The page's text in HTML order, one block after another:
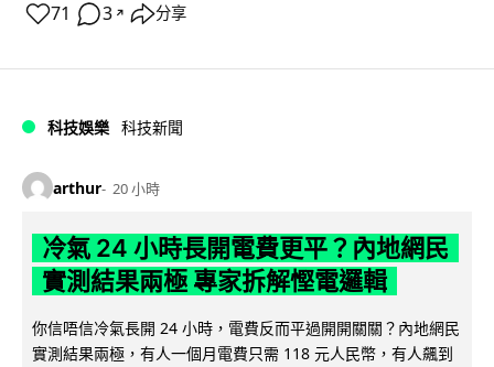
71 3 ↗ 分享
科技娛樂 科技新聞
arthur 20 小時
冷氣 24 小時長開電費更平？內地網民
實測結果兩極 專家拆解慳電邏輯
你信唔信冷氣長開 24 小時，電費反而平過開開關關？內地網民
實測結果兩極，有人一個月電費只需 118 元人民幣，有人飆到